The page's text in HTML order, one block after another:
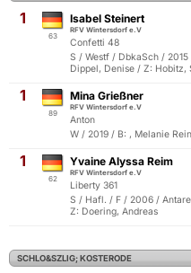
1
63
Isabel Steinert
RFV Wintersdorf e.V
Confetti 48
S / Westf / DbkaSch /
Dippel, Denise / Z: Hobitz,
1
89
Mina Grießner
RFV Wintersdorf e.V
Anton
W / 2019 / B: , Melanie
1
62
Yvaine Alyssa Reim
RFV Wintersdorf e.V
Liberty 361
S / Hafl. / F / 2006 /
Z: Doering, Andreas
SCHLO&SZLIG; KOSTERODE